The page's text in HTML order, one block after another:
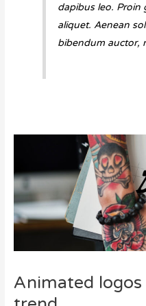
dapibus leo. Proin
aliquet. Aenean
bibendum auctor,
Animated logos